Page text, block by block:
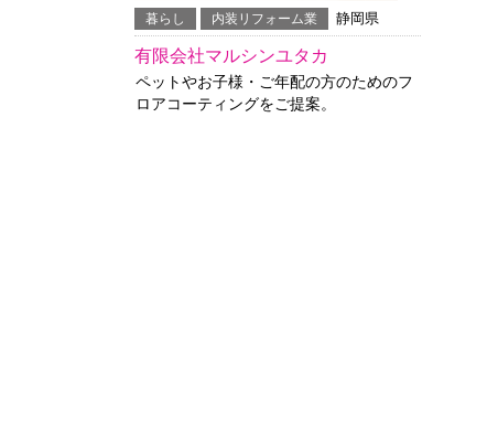
暮らし 内装リフォーム業 静岡県
有限会社マルシンユタカ
ペットやお子様・ご年配の方のためのフ
ロアコーティングをご提案。